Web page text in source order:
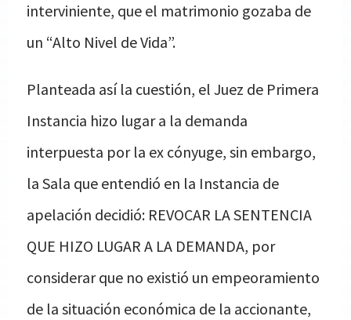
interviniente, que el matrimonio gozaba de
un “Alto Nivel de Vida”.
Planteada así la cuestión, el Juez de Primera
Instancia hizo lugar a la demanda
interpuesta por la ex cónyuge, sin embargo,
la Sala que entendió en la Instancia de
apelación decidió: REVOCAR LA SENTENCIA
QUE HIZO LUGAR A LA DEMANDA, por
considerar que no existió un empeoramiento
de la situación económica de la accionante,